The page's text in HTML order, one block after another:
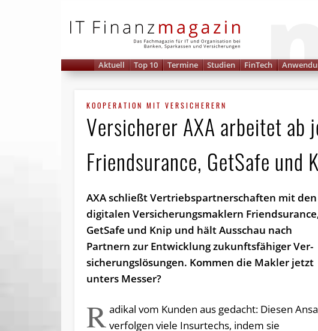
Aktuell Top 10 Termine Studien FinTech
KOOPERATION MIT VERSICHERERN
Versicherer AXA arbeitet ab
Friendsurance, GetSafe und
AXA schließt Vertriebs­part­ner­schaften mit den
digitalen Ver­sicherungs­maklern
GetSafe und Knip und hält Ausschau nach
Partnern zur Entwicklung zukunftsfähiger Ver­
sicherungs­lösungen. Kommen die Makler jetzt
unters Messer?
R adikal vom Kunden aus gedacht: Diesen
verfolgen viele Insurtechs, indem sie